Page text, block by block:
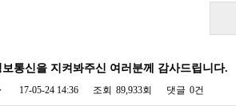
통신을 지켜봐주신 여러분께 감사드립니다.
17-05-24 14:36 조회 89,933회 댓글 0건